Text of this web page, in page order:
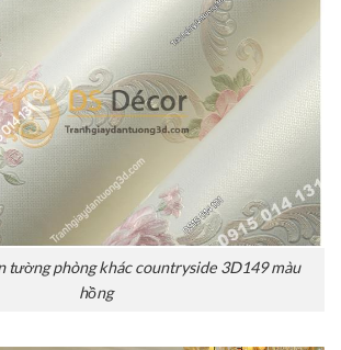
tường phòng khác countryside 3D149 màu
hồng